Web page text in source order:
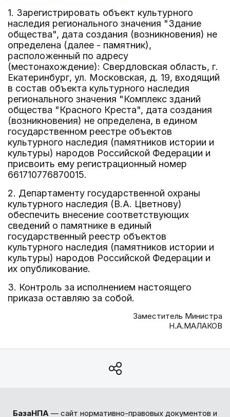
1. Зарегистрировать объект культурного
наследия регионального значения "Здание
общества", дата создания (возникновения) не
определена (далее - памятник),
расположенный по адресу
(местонахождение): Свердловская область, г.
Екатеринбург, ул. Московская, д. 19, входящий
в состав объекта культурного наследия
регионального значения "Комплекс зданий
общества "Красного Креста", дата создания
(возникновения) не определена, в едином
государственном реестре объектов
культурного наследия (памятников истории и
культуры) народов Российской Федерации и
присвоить ему регистрационный номер
661710776870015.
2. Департаменту государственной охраны
культурного наследия (В.А. Цветнову)
обеспечить внесение соответствующих
сведений о памятнике в единый
государственный реестр объектов
культурного наследия (памятников истории и
культуры) народов Российской Федерации и
их опубликование.
3. Контроль за исполнением настоящего
приказа оставляю за собой.
Заместитель Министра
Н.А.МАЛАКОВ
БазаНПА — сайт нормативно-правовых документов и